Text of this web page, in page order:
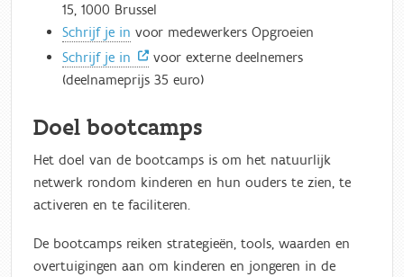
15, 1000 Brussel
Schrijf je in voor medewerkers Opgroeien
Schrijf je in
voor externe deelnemers
(deelnameprijs 35 euro)
Doel bootcamps
Het doel van de bootcamps is om het natuurlijk
netwerk rondom kinderen en hun ouders te zien, te
activeren en te faciliteren.
De bootcamps reiken strategieën, tools, waarden en
overtuigingen aan om kinderen en jongeren in de